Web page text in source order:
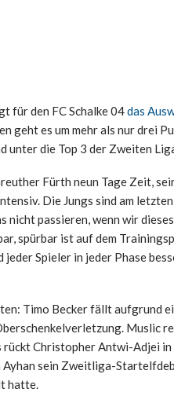
für den FC Schalke 04das
geht es um mehr als nur drei
unter die Top 3 der Zweiten
Fürth neun Tage Zeit,
Die Jungs sind am letzten
nicht passieren, wenn wir
spürbar ist auf dem
Spieler in jeder Phase
Timo Becker fällt aufgrund
Muslic
rückt Christopher Antwi-Adjei in
sein Zweitliga-
hatte.